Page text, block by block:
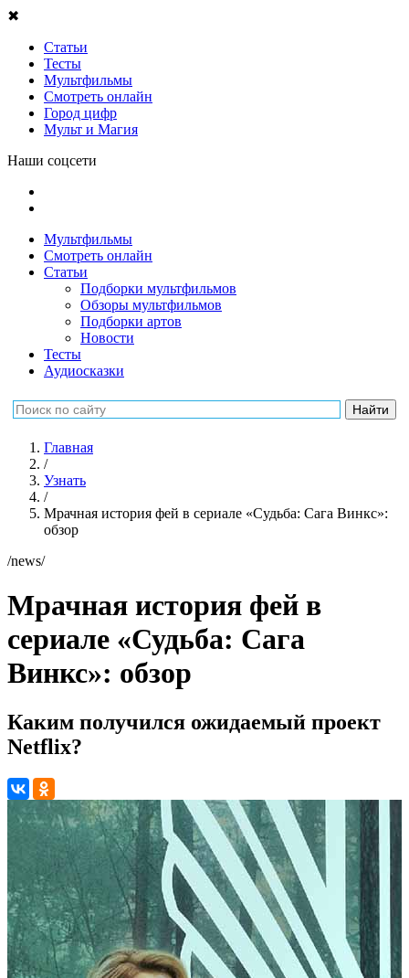
✖
Статьи
Тесты
Мультфильмы
Смотреть онлайн
Город цифр
Мульт и Магия
Наши соцсети
Мультфильмы
Смотреть онлайн
Статьи
Подборки мультфильмов
Обзоры мультфильмов
Подборки артов
Новости
Тесты
Аудиосказки
Главная
/
Узнать
/
Мрачная история фей в сериале «Судьба: Сага Винкс»:
обзор
/news/
Мрачная история фей в
сериале «Судьба: Сага
Винкс»: обзор
Каким получился ожидаемый проект
Netflix?